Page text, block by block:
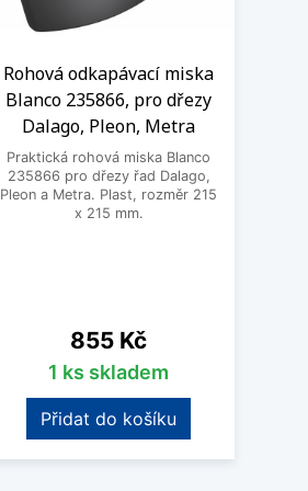
Rohová odkapávací miska
Blanco 235866, pro dřezy
Dalago, Pleon, Metra
Praktická rohová miska Blanco
235866 pro dřezy řad Dalago,
Pleon a Metra. Plast, rozměr 215
x 215 mm.
Cena
855 Kč
1 ks skladem
Přidat do košíku